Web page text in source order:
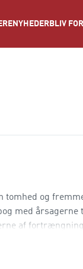
NYHEDER BLIV
og
med årsagerne
af